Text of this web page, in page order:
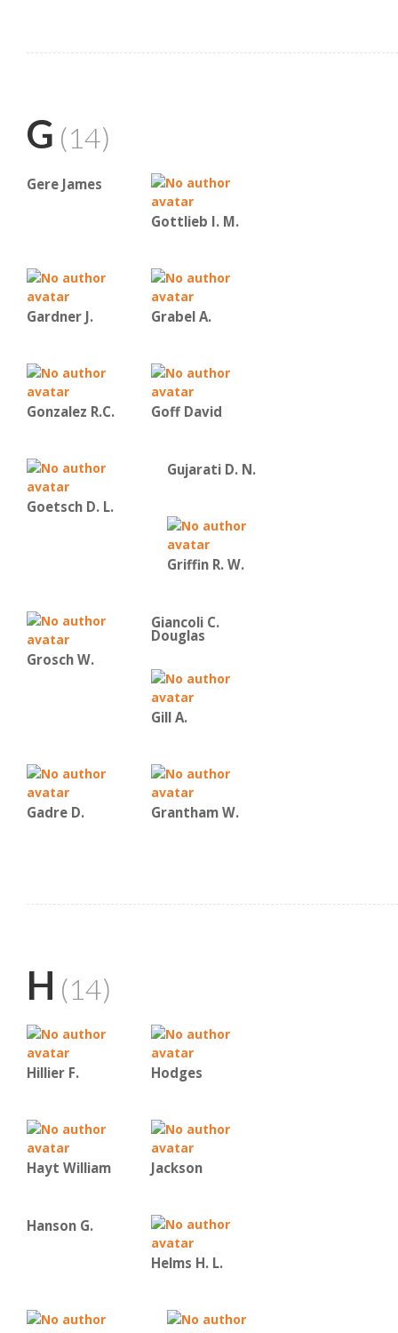
G (14)
Gere James
Gottlieb I. M.
Gardner J. Grabel A.
Gonzalez R.C. Goff David
Goetsch D. L.
Gujarati D. N.
Griffin R. W.
Grosch W.
Giancoli C.
Douglas
Gill A.
Gadre D. Grantham W.
H (14)
Hillier F. Hodges
Hayt William Jackson
Hanson G.
Helms H. L.